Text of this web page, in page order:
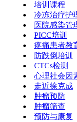
培训课程
冷冻治疗护
医院感染管
PICC培训
疼痛患者教
防跌倒培训
CTCs检测
心理社会因
走近徐克成
肿瘤预防
肿瘤筛查
预防与康复